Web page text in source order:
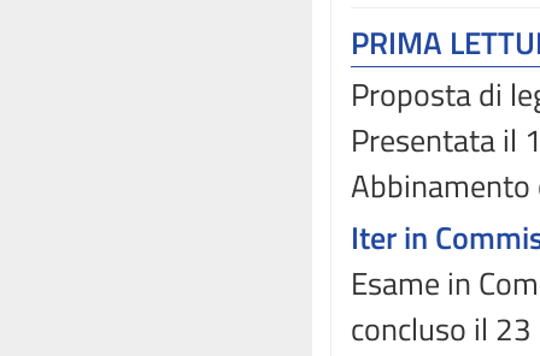
PRIMA
Proposta di
Presentata il
Abbinamento
Iter in
Esame in
concluso il